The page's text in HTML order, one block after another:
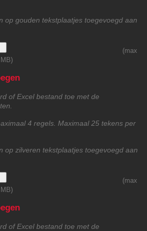
op gouden tekstplaatjes toegevoegd aan
(max
of Excel bestand toe met de
4 regels. Maximaal 25 tekens per
op zilveren tekstplaatjes toegevoegd aan
(max
of Excel bestand toe met de